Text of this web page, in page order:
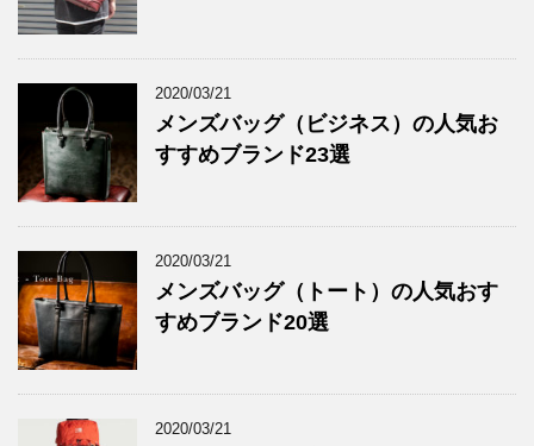
2020/03/21
メンズバッグ（ビジネス）の人気お
すすめブランド23選
2020/03/21
メンズバッグ（トート）の人気おす
すめブランド20選
2020/03/21